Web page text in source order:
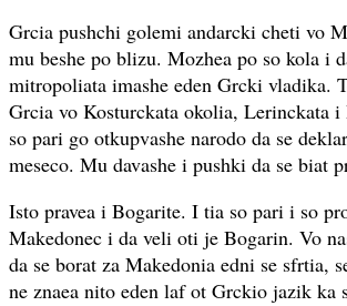
Grcia pushchi golemi andarcki cheti vo
mu beshe po blizu. Mozhea po so kola i
mitropoliata imashe eden Grcki vladika.
Grcia vo Kosturckata okolia, Lerinckata
so pari go otkupvashe narodo da se
meseco. Mu davashe i pushki da se biat
Isto pravea i Bogarite. I tia so pari i so
Makedonec i da veli oti je Bogarin. Vo
da se borat za Makedonia edni se sfrtia,
ne znaea nito eden laf ot Grckio jazik ka